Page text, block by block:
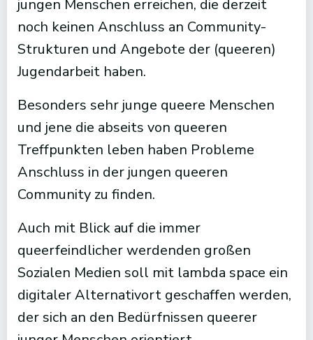
jungen Menschen erreichen, die derzeit
noch keinen Anschluss an Community-
Strukturen und Angebote der (queeren)
Jugendarbeit haben.
Besonders sehr junge queere Menschen
und jene die abseits von queeren
Treffpunkten leben haben Probleme
Anschluss in der jungen queeren
Community zu finden.
Auch mit Blick auf die immer
queerfeindlicher werdenden großen
Sozialen Medien soll mit lambda space ein
digitaler Alternativort geschaffen werden,
der sich an den Bedürfnissen queerer